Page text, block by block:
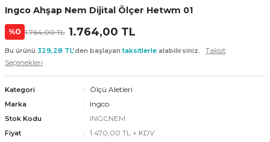
Ingco Ahşap Nem Dijital Ölçer Hetwm 01
%0 1.764,00 TL 1.764,00 TL
Bu ürünü 329,28 TL’den başlayantaksitlerle alabilirsiniz.
Taksit
Seçenekleri
Kategori Ölçü Aletleri
Marka Ingco
Stok Kodu INGCNEM
Fiyat 1.470,00 TL + KDV